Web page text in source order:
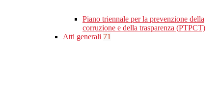
Piano triennale per la prevenzione della
corruzione e della trasparenza (PTPCT)
Atti generali 71